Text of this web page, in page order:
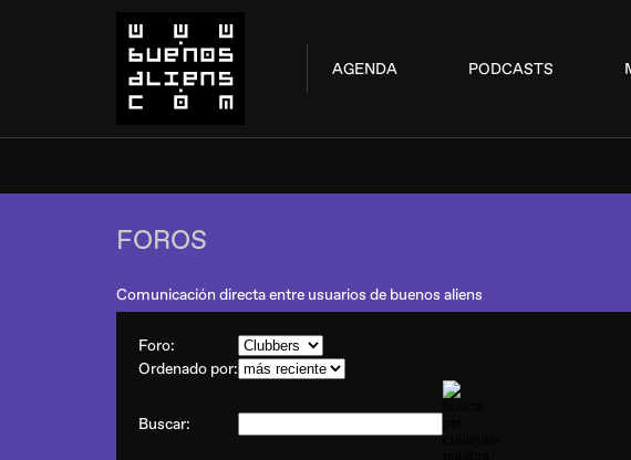
AGENDA PODCASTS
FOROS
Comunicación directa entre usuarios de buenos aliens
Foro:
Ordenado por:
Buscar: